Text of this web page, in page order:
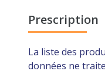
Prescription
La liste des
données ne